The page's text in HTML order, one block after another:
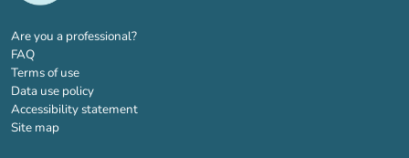
Are you a professional?(new tab)
FAQ
Terms of use
Data use policy
Accessibility statement
Site map